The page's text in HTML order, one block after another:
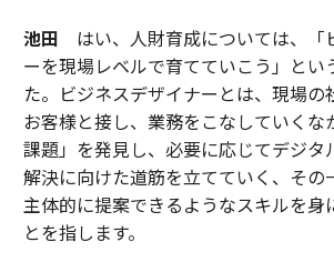
池田 はい、人財育成については、「
ーを現場レベルで育てていこう」とい
た。ビジネスデザイナーとは、現場の
お客様と接し、業務をこなしていくな
課題」を発見し、必要に応じてデジタ
解決に向けた道筋を立てていく、その
主体的に提案できるようなスキルを身
とを指します。